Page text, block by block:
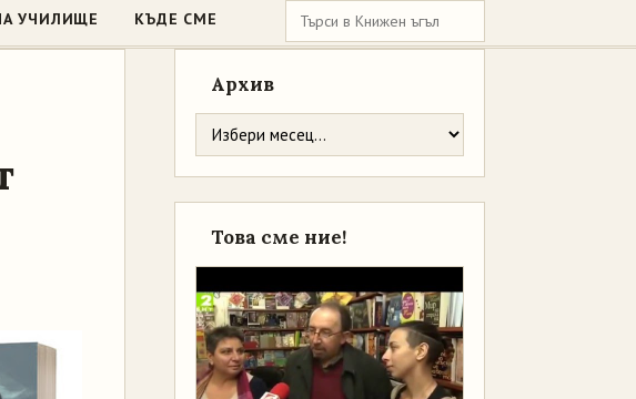
УЧИЛИЩЕ КЪДЕ СМЕ
Архив
Това сме ние!